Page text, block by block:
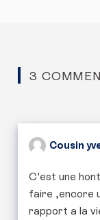
3
Cousin
C'est une
faire ,encore
rapport a la